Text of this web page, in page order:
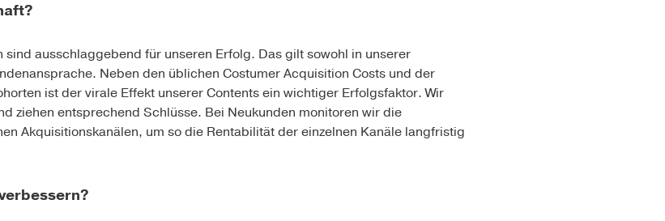
sind ausschlaggebend für unseren Erfolg. Das gilt sowohl in unserer
Neben den üblichen Costumer Acquisition Costs und der
ist der virale Effekt unserer Contents ein wichtiger Erfolgsfaktor. Wir
ziehen entsprechend Schlüsse. Bei Neukunden monitoren wir die
Akquisitionskanälen, um so die Rentabilität der einzelnen Kanäle langfristig